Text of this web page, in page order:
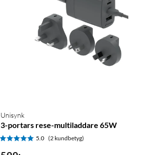
Unisynk
3-portars rese-multiladdare 65W
5.0 (2 kundbetyg)